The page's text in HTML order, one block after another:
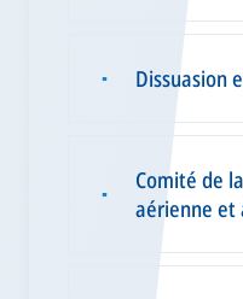
▪ Dissuasion
▪
Comité de
aérienne et